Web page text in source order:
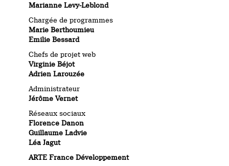
Marianne Levy-Leblond
Chargée de programmes
Marie Berthoumieu
Emilie Bessard
Chefs de projet web
Virginie Béjot
Adrien Larouzée
Administrateur
Jérôme Vernet
Réseaux sociaux
Florence Danon
Guillaume Ladvie
Léa Jagut
ARTE France Développement